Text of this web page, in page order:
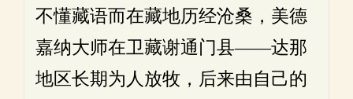
不懂藏语而在藏地历经沧桑，美德
嘉纳大师在卫藏谢通门县——达那
地区长期为人放牧，后来由自己的